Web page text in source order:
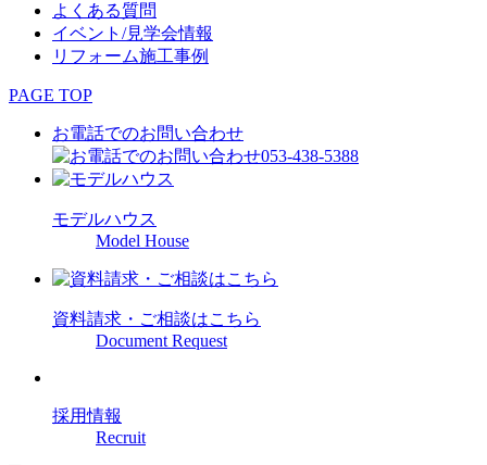
よくある質問
イベント/見学会情報
リフォーム施工事例
PAGE TOP
お電話でのお問い合わせ
053-438-5388
モデルハウス
Model House
資料請求・ご相談はこちら
Document Request
採用情報
Recruit